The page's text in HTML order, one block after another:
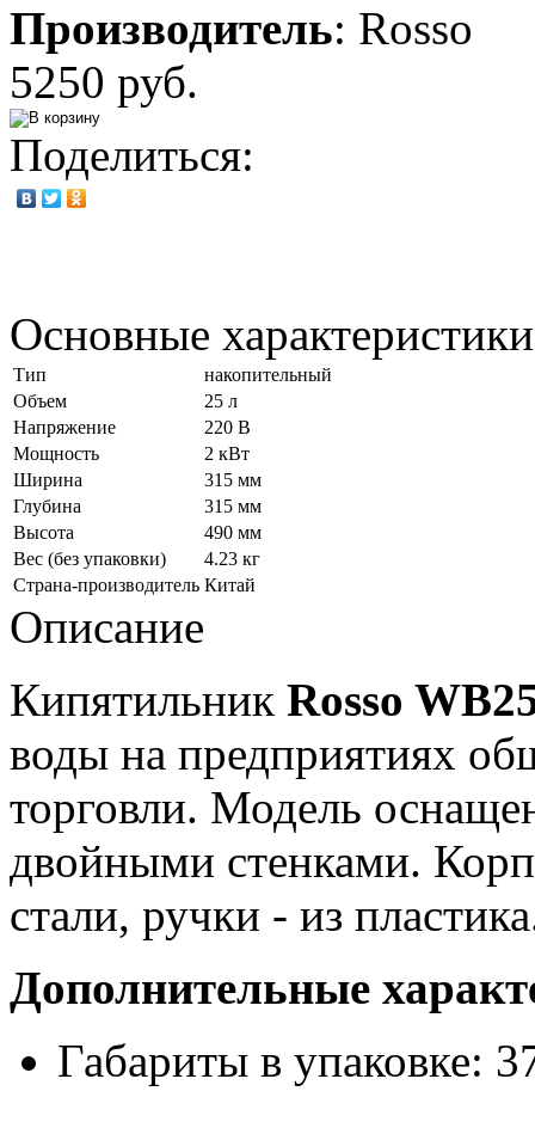
Производитель: Rosso
5250 руб.
Поделиться:
Основные характеристики
Тип
накопительный
Объем
25 л
Напряжение
220 В
Мощность
2 кВт
Ширина
315 мм
Глубина
315 мм
Высота
490 мм
Вес (без упаковки)
4.23 кг
Страна-производитель Китай
Описание
Кипятильник Rosso
воды на предприятиях
торговли. Модель
двойными стенками.
стали, ручки - из
Дополнительные
Габариты в упаковке: